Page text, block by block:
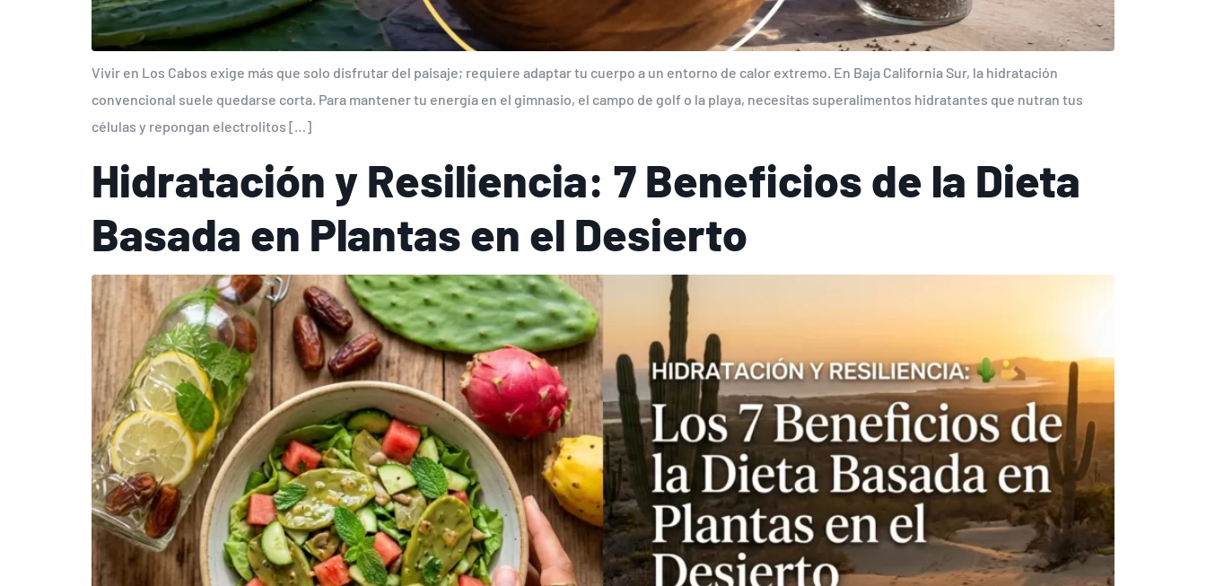
Vivir en Los Cabos exige más que solo disfrutar del paisaje; requiere adaptar tu cuerpo a un entorno de calor extremo. En Baja California Sur, la hidratación
convencional suele quedarse corta. Para mantener tu energía en el gimnasio, el campo de golf o la playa, necesitas superalimentos hidratantes que nutran tus
células y repongan electrolitos […]
Hidratación y Resiliencia: 7 Beneficios de la Dieta
Basada en Plantas en el Desierto